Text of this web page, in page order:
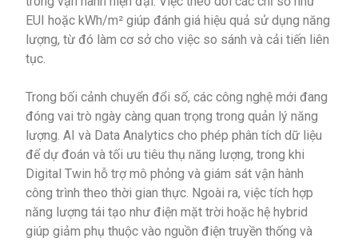
EUI hoặc kWh/m² giúp đánh giá hiệu quả sử dụng năng
lượng, từ đó làm cơ sở cho việc so sánh và cải tiến liên
tục.
Trong bối cảnh chuyển đổi số, các công nghệ mới đang
đóng vai trò ngày càng quan trọng trong quản lý năng
lượng. AI và Data Analytics cho phép phân tích dữ liệu
để dự đoán và tối ưu tiêu thụ năng lượng, trong khi
Digital Twin hỗ trợ mô phỏng và giám sát vận hành
công trình theo thời gian thực. Ngoài ra, việc tích hợp
năng lượng tái tạo như điện mặt trời hoặc hệ hybrid
giúp giảm phụ thuộc vào nguồn điện truyền thống và